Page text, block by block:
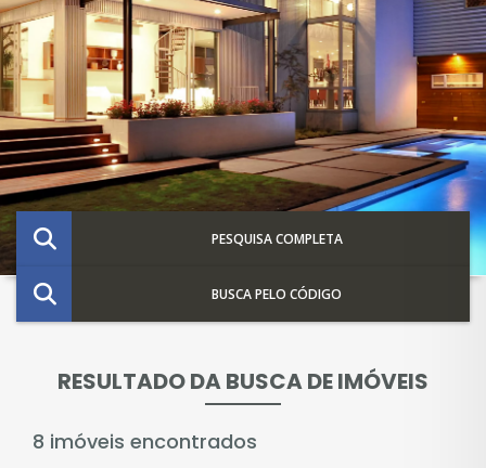
PESQUISA COMPLETA
BUSCA PELO CÓDIGO
RESULTADO DA BUSCA DE IMÓVEIS
8 imóveis encontrados